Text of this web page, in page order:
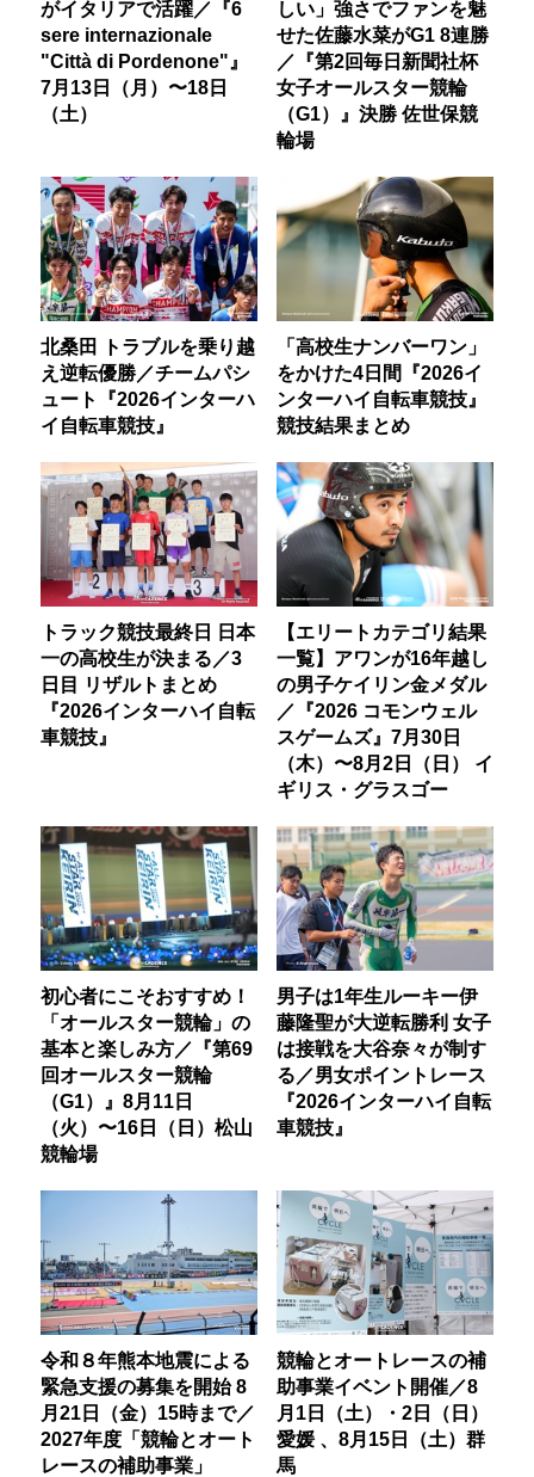
がイタリアで活躍／『6
sere internazionale
"Città di Pordenone"』
7月13日（月）〜18日
（土）
しい」強さでファンを魅
せた佐藤水菜がG1 8連勝
／『第2回毎日新聞社杯
女子オールスター競輪
（G1）』決勝 佐世保競
輪場
北桑田 トラブルを乗り越
え逆転優勝／チームパシ
ュート『2026インターハ
イ自転車競技』
「高校生ナンバーワン」
をかけた4日間『2026イ
ンターハイ自転車競技』
競技結果まとめ
トラック競技最終日 日本
一の高校生が決まる／3
日目 リザルトまとめ
『2026インターハイ自転
車競技』
【エリートカテゴリ結果
一覧】アワンが16年越し
の男子ケイリン金メダル
／『2026 コモンウェル
スゲームズ』7月30日
（木）〜8月2日（日） イ
ギリス・グラスゴー
初心者にこそおすすめ！
「オールスター競輪」の
基本と楽しみ方／『第69
回オールスター競輪
（G1）』8月11日
（火）〜16日（日）松山
競輪場
男子は1年生ルーキー伊
藤隆聖が大逆転勝利 女子
は接戦を大谷奈々が制す
る／男女ポイントレース
『2026インターハイ自転
車競技』
令和８年熊本地震による
緊急支援の募集を開始 8
月21日（金）15時まで／
2027年度「競輪とオート
レースの補助事業」
競輪とオートレースの補
助事業イベント開催／8
月1日（土）・2日（日）
愛媛 、8月15日（土）群
馬